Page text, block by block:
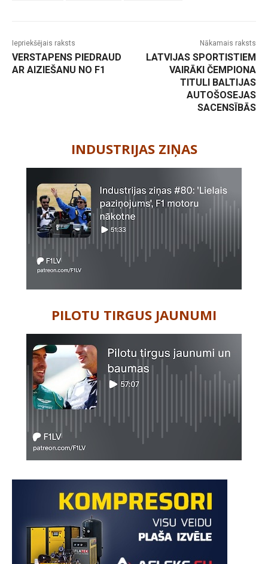
Iepriekšējais raksts
VERSTAPENS PIEDRAUD
AR AIZIEŠANU NO F1
Nākamais raksts
LATVIJAS SPORTISTIEM
VAIRĀKI ČEMPIONA
TITULI BALTIJAS
AUTOŠOSEJAS
SACENSĪBĀS
INDUSTRIJAS ZIŅAS
PILOTU TIRGUS JAUNUMI